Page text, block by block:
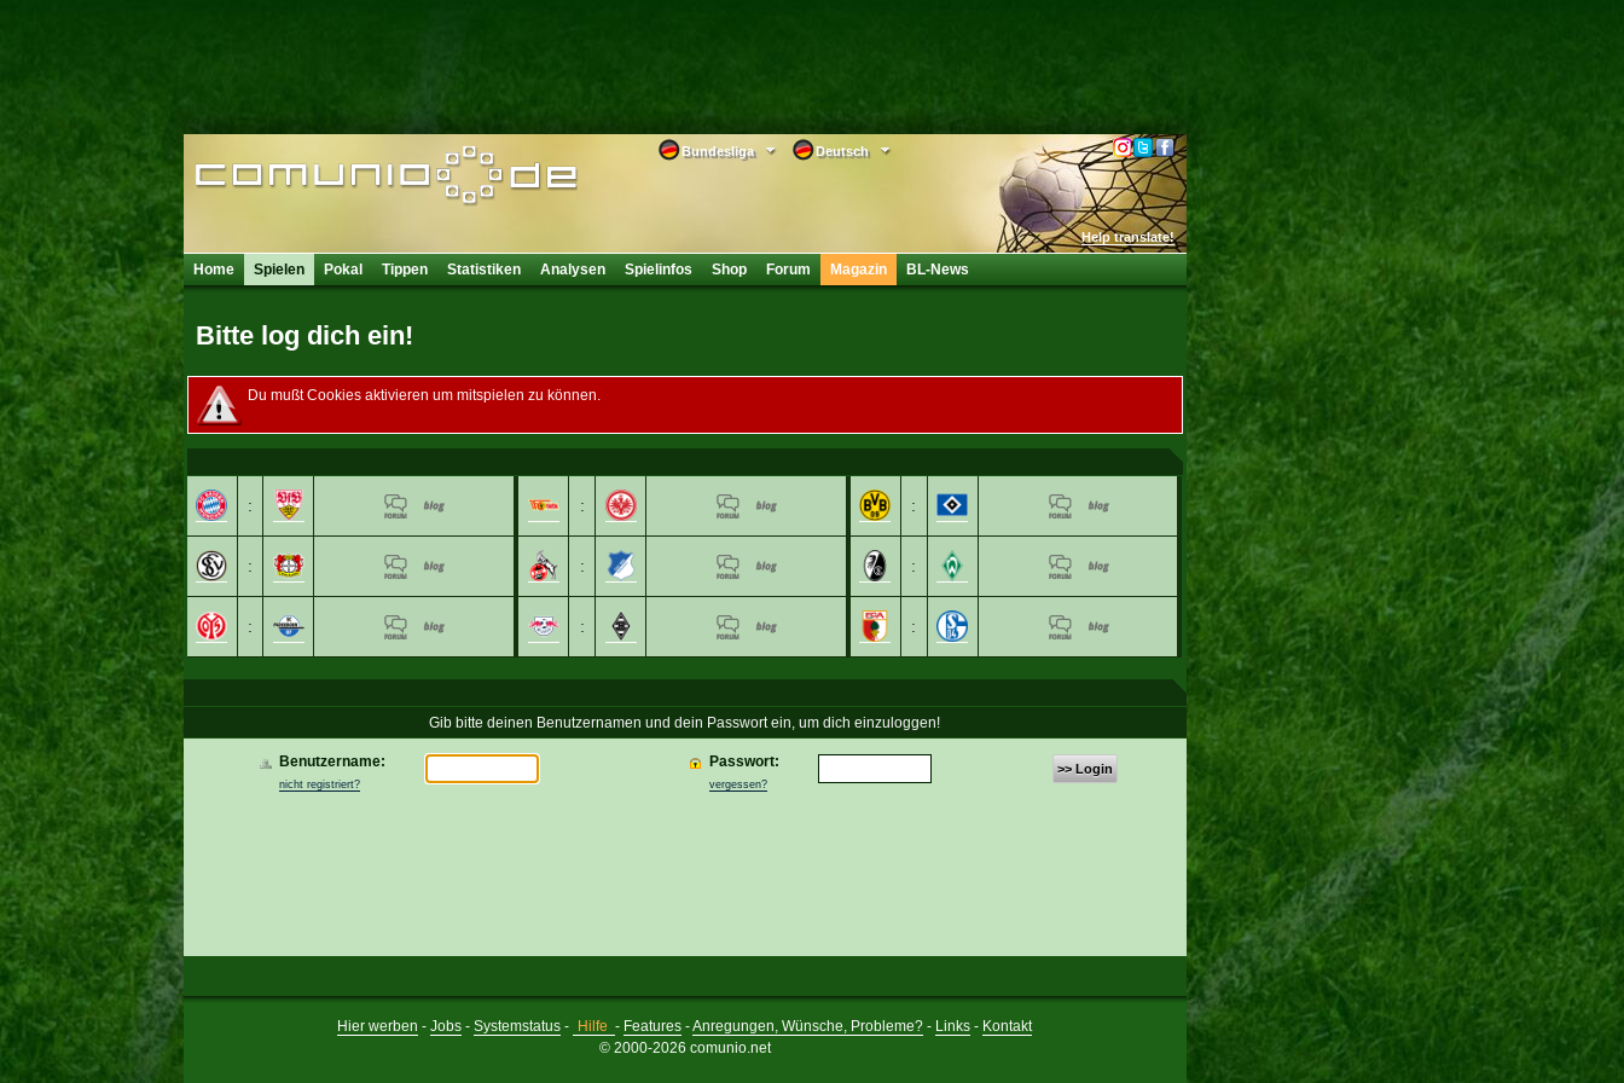
Deutsch
Bundesliga
Help translate!
Home Spielen Pokal Tippen Statistiken Analysen Spielinfos Shop Forum Magazin BL-News
Bitte log dich ein!
Du mußt Cookies aktivieren um mitspielen zu können.
:
:
:
:
:
:
:
:
:
Gib bitte deinen Benutzernamen und dein Passwort ein, um dich einzuloggen!
Benutzername:
nicht registriert?
Passwort:
vergessen?
>> Login
Hier werben - Jobs- Systemstatus- Hilfe - Features -Anregungen, Wünsche, Probleme? - Links - Kontakt
© 2000-2026 comunio.net